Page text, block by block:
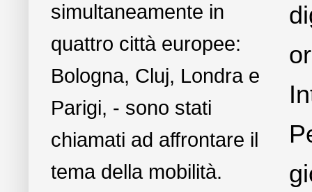
simultaneamente in
quattro città europee:
Bologna, Cluj, Londra e
Parigi, - sono stati
chiamati ad affrontare il
tema della mobilità.